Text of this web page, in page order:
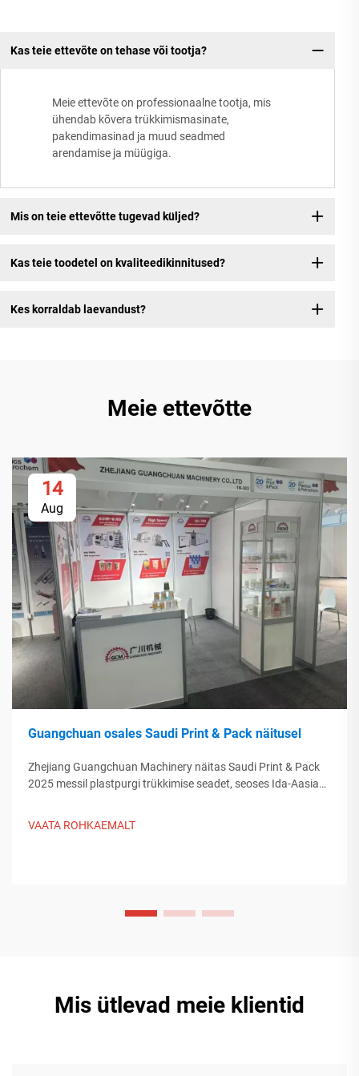
Kas teie ettevõte on tehase või tootja?
Meie ettevõte on professionaalne tootja, mis
ühendab kõvera trükkimismasinate,
pakendimasinad ja muud seadmed
arendamise ja müügiga.
Mis on teie ettevõtte tugevad küljed?
Kas teie toodetel on kvaliteedikinnitused?
Kes korraldab laevandust?
Meie ettevõtte
14
Aug
Guangchuan osales Saudi Print & Pack näitusel
Zhejiang Guangchuan Machinery näitas Saudi Print & Pack
2025 messil plastpurgi trükkimise seadet, seoses Ida-Aasia
VAATA ROHKAEMALT
Mis ütlevad meie klientid